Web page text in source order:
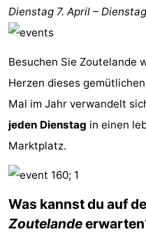
Klein
Dishoek
Duinzicht
-
Galgewei
Noordzee
Resort
Vlissingen
-
Noordzee
Résidence
Dishoek
-
Strandcamping
Valkenisse
-
Strandpark
Zeeland
-
Vebenabos
-
Dienstag 7. April –
Besuchen Sie Zoutelande
Herzen dieses
Mal im Jahr verwandelt
jeden Dienstag in einen
Marktplatz.
Was kannst du auf
Zoutelande